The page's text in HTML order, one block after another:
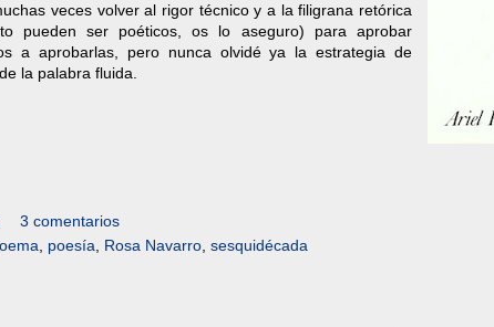
veces volver al rigor técnico y a la filigrana retórica
pueden ser poéticos, os lo aseguro) para aprobar
a aprobarlas, pero nunca olvidé ya la estrategia de
la palabra fluida.
3 comentarios
poesía Rosa Navarro sesquidécada